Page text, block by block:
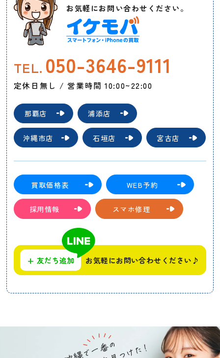
お気軽にお問い合わせください。
TEL. 050-3646-9111
定休日無し / 営業時間 10:00~22:00
那覇店 浦添店
沖縄市店 石垣店 宮古店
買取価格表 WEB予約
採用情報 スマホ修理
+ 友だち追加 お気軽にお問い合わせください♪